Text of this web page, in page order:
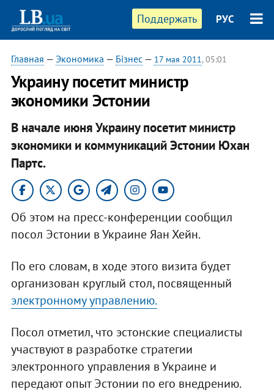
Поддержать РУС
Главная — Экономика — Бізнес— 17 мая 2011, 05:01
Украину посетит министр
экономики Эстонии
В начале июня Украину посетит министр
экономики и коммуникаций Эстонии Юхан
Партс.
Об этом на пресс-конференции сообщил
посол Эстонии в Украине Яан Хейн.
По его словам, в ходе этого визита будет
организован круглый стол, посвященный
электронному управлению.
Посол отметил, что эстонские специалисты
участвуют в разработке стратегии
электронного управления в Украине и
передают опыт Эстонии по его внедрению.